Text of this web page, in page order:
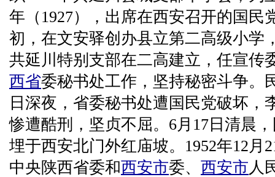
年（1927），出席在西安召开的国民
初，在文安驿创办县立第二高级小学
共延川特别支部在二高建立，任宣传
西省委秘书处工作，坚持秘密斗争。
日深夜，省委秘书处遭国民党破坏，
惨遭酷刑，坚贞不屈。6月17日清晨
埋于西安北门外红庙坡。1952年12月
中央陕西省委和西安市委、 西安市人